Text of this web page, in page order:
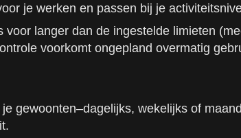
je werken en passen bij je
voor langer dan de ingestelde limieten
voorkomt ongepland overmatig
gewoonten–dagelijks, wekelijks of